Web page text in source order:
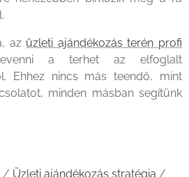
az üzleti ajándékozás terén profi
a terhet az elfoglalt
Ehhez nincs más teendő, mint
minden másban segítünk
/ Üzleti ajándékozás stratégia /